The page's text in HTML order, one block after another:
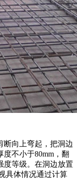
断向上弯起，把洞边
度不小于80mm，翻
度等级。在洞边放置
具体情况通过计算